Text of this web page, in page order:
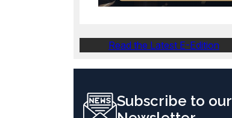
Read the Latest E-Edition
Subscribe to our